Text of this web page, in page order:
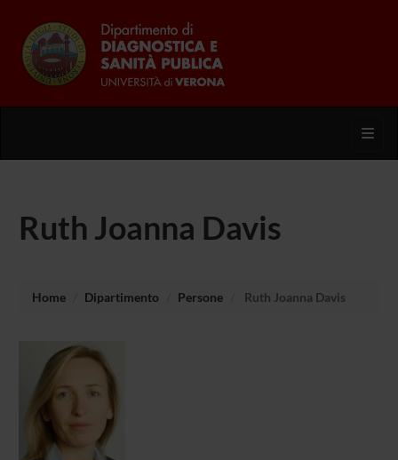
Ruth Joanna Davis
Home Dipartimento Persone Ruth Joanna Davis